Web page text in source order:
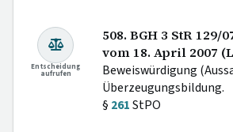
Entscheidung
aufrufen
508. BGH 3 StR 129/
vom 18. April 2007
Beweiswürdigung
Überzeugungsbildung.
§ 261StPO